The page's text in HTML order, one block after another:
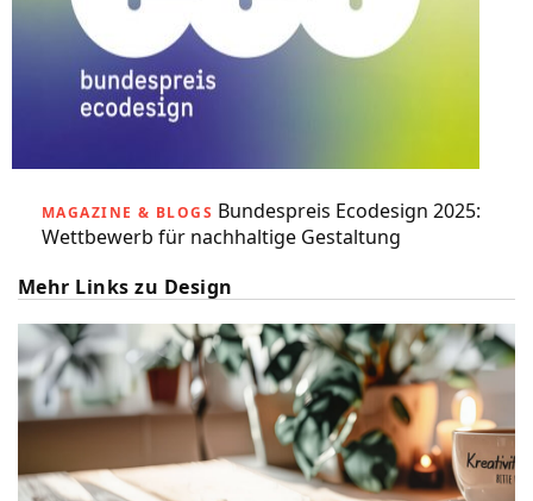
MAGAZINE & BLOGS Bundespreis Ecodesign 2025:
Wettbewerb für nachhaltige Gestaltung
Mehr Links zu Design